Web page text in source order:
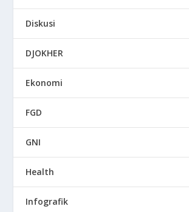
Diskusi
DJOKHER
Ekonomi
FGD
GNI
Health
Infografik